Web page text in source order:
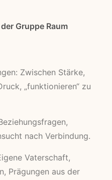
Gruppe Raum
Zwischen Stärke,
„funktionieren“ zu
nach Verbindung.
Vaterschaft,
Prägungen aus der